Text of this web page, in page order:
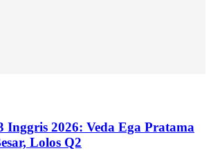
Inggris 2026: Veda Ega Pratama
Lolos Q2